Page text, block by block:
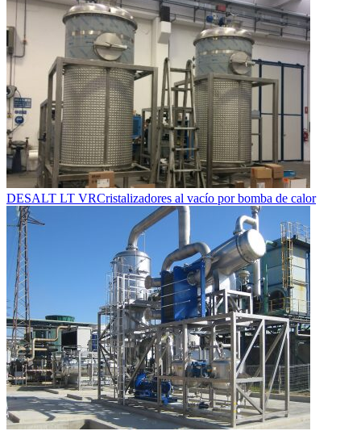
DESALT LT VRCristalizadores al vacío por bomba de calor